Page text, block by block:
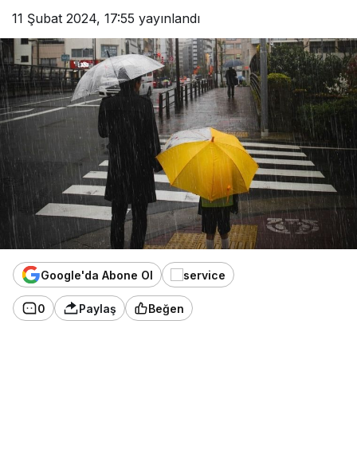
11 Şubat 2024, 17:55 yayınlandı
Google'da Abone Ol
0 Paylaş Beğen